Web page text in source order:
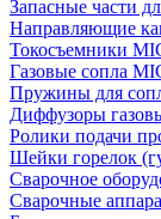
Запасные части
Направляющие
Токосъемники
Газовые сопла
Пружины для
Диффузоры
Ролики подачи
Шейки горелок
Сварочное
Сварочные